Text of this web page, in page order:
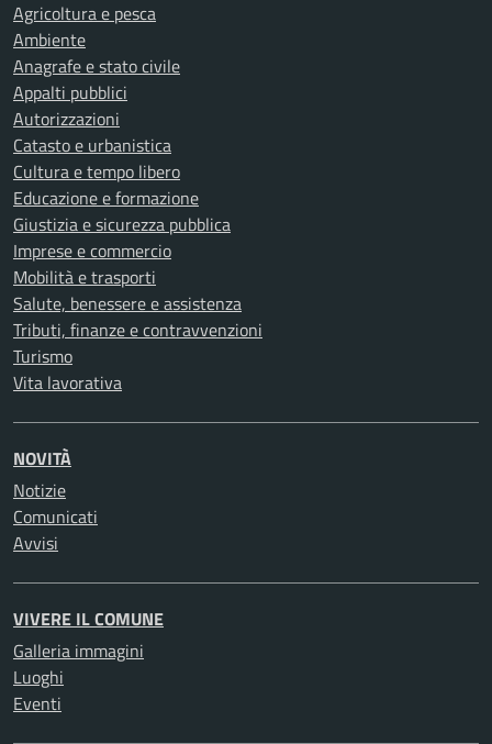
Agricoltura e pesca
Ambiente
Anagrafe e stato civile
Appalti pubblici
Autorizzazioni
Catasto e urbanistica
Cultura e tempo libero
Educazione e formazione
Giustizia e sicurezza pubblica
Imprese e commercio
Mobilità e trasporti
Salute, benessere e assistenza
Tributi, finanze e contravvenzioni
Turismo
Vita lavorativa
NOVITÀ
Notizie
Comunicati
Avvisi
VIVERE IL COMUNE
Galleria immagini
Luoghi
Eventi